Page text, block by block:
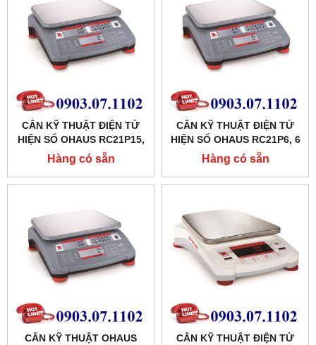
CÂN KỸ THUẬT ĐIỆN TỬ
HIỆN SỐ OHAUS RC21P15,
15 KG X 0.0005 KG
Hàng có sẵn
CÂN KỸ THUẬT ĐIỆN TỬ
HIỆN SỐ OHAUS RC21P6, 6
KG X 0.0002 KG
Hàng có sẵn
CÂN KỸ THUẬT OHAUS
CÂN KỸ THUẬT ĐIỆN TỬ